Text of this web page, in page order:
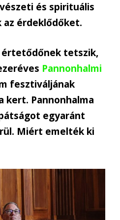
és spirituális
az érdeklődőket.
értetődőnek tetszik,
Pannonhalmi
fesztiváljának
kert. Pannonhalma
egyaránt
Miért emelték ki